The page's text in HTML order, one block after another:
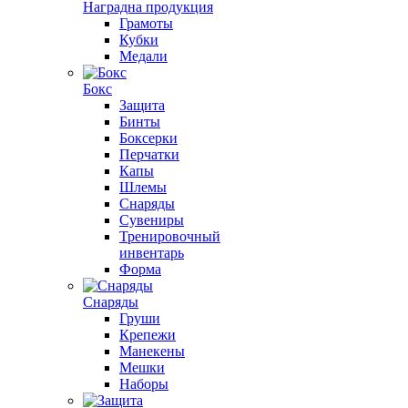
Наградна продукция
Грамоты
Кубки
Медали
Бокс
Защита
Бинты
Боксерки
Перчатки
Капы
Шлемы
Снаряды
Сувениры
Тренировочный
инвентарь
Форма
Снаряды
Груши
Крепежи
Манекены
Мешки
Наборы